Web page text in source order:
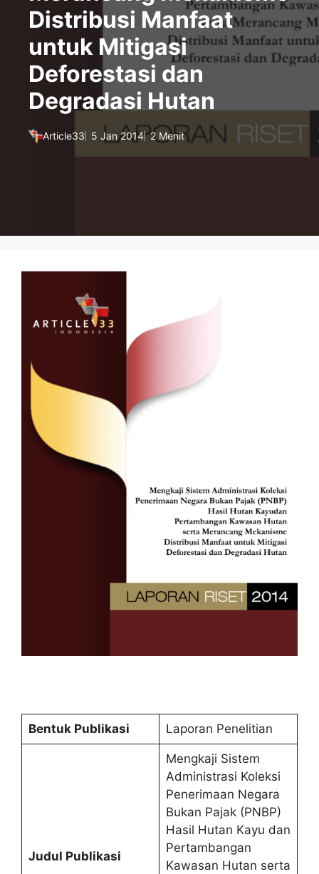
Distribusi Manfaat
untuk Mitigasi
Deforestasi dan
Degradasi Hutan
Article33 5 Jan 2014 2 Menit
Bentuk Publikasi Laporan Penelitian
Judul Publikasi
Mengkaji Sistem
Administrasi Koleksi
Penerimaan Negara
Bukan Pajak (PNBP)
Hasil Hutan Kayu dan
Pertambangan
Kawasan Hutan serta